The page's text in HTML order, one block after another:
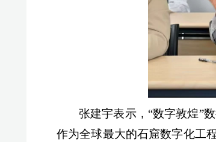
张建宇表示，“数字敦煌”
作为全球最大的石窟数字化工